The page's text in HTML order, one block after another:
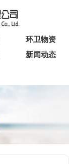
环卫物资
新闻动态